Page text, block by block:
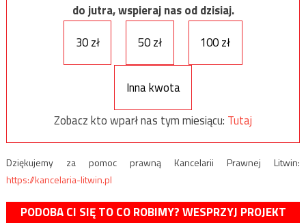
do jutra, wspieraj nas od dzisiaj.
30 zł
50 zł 100 zł
Inna kwota
Zobacz kto wparł nas tym miesiącu: Tutaj
Dziękujemy za pomoc prawną Kancelarii Prawnej Litwin:
https://kancelaria-litwin.pl
PODOBA CI SIĘ TO CO ROBIMY? WESPRZYJ PROJEKT